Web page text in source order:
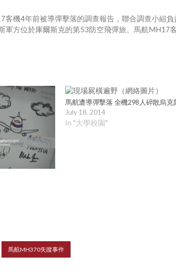
客機4年前被導彈擊落的調查報告，聯合調查小組
軍方位於庫爾斯克的第53防空飛彈旅。馬航MH17
馬航遭導彈擊落 全機298人碎散烏克
July 18, 2014
In "大學校園"
馬航MH370失蹤事件